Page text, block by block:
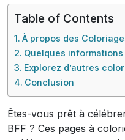
Table of Contents
À propos des
Quelques
Explorez d’autres
Conclusion
Êtes-vous prêt à
BFF ? Ces pages à